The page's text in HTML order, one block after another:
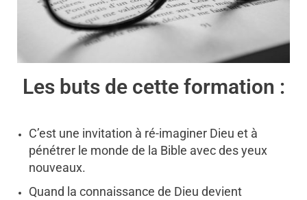
Les buts de cette formation :
C’est une invitation à ré-imaginer Dieu et à
pénétrer le monde de la Bible avec des yeux
nouveaux.
Quand la connaissance de Dieu devient